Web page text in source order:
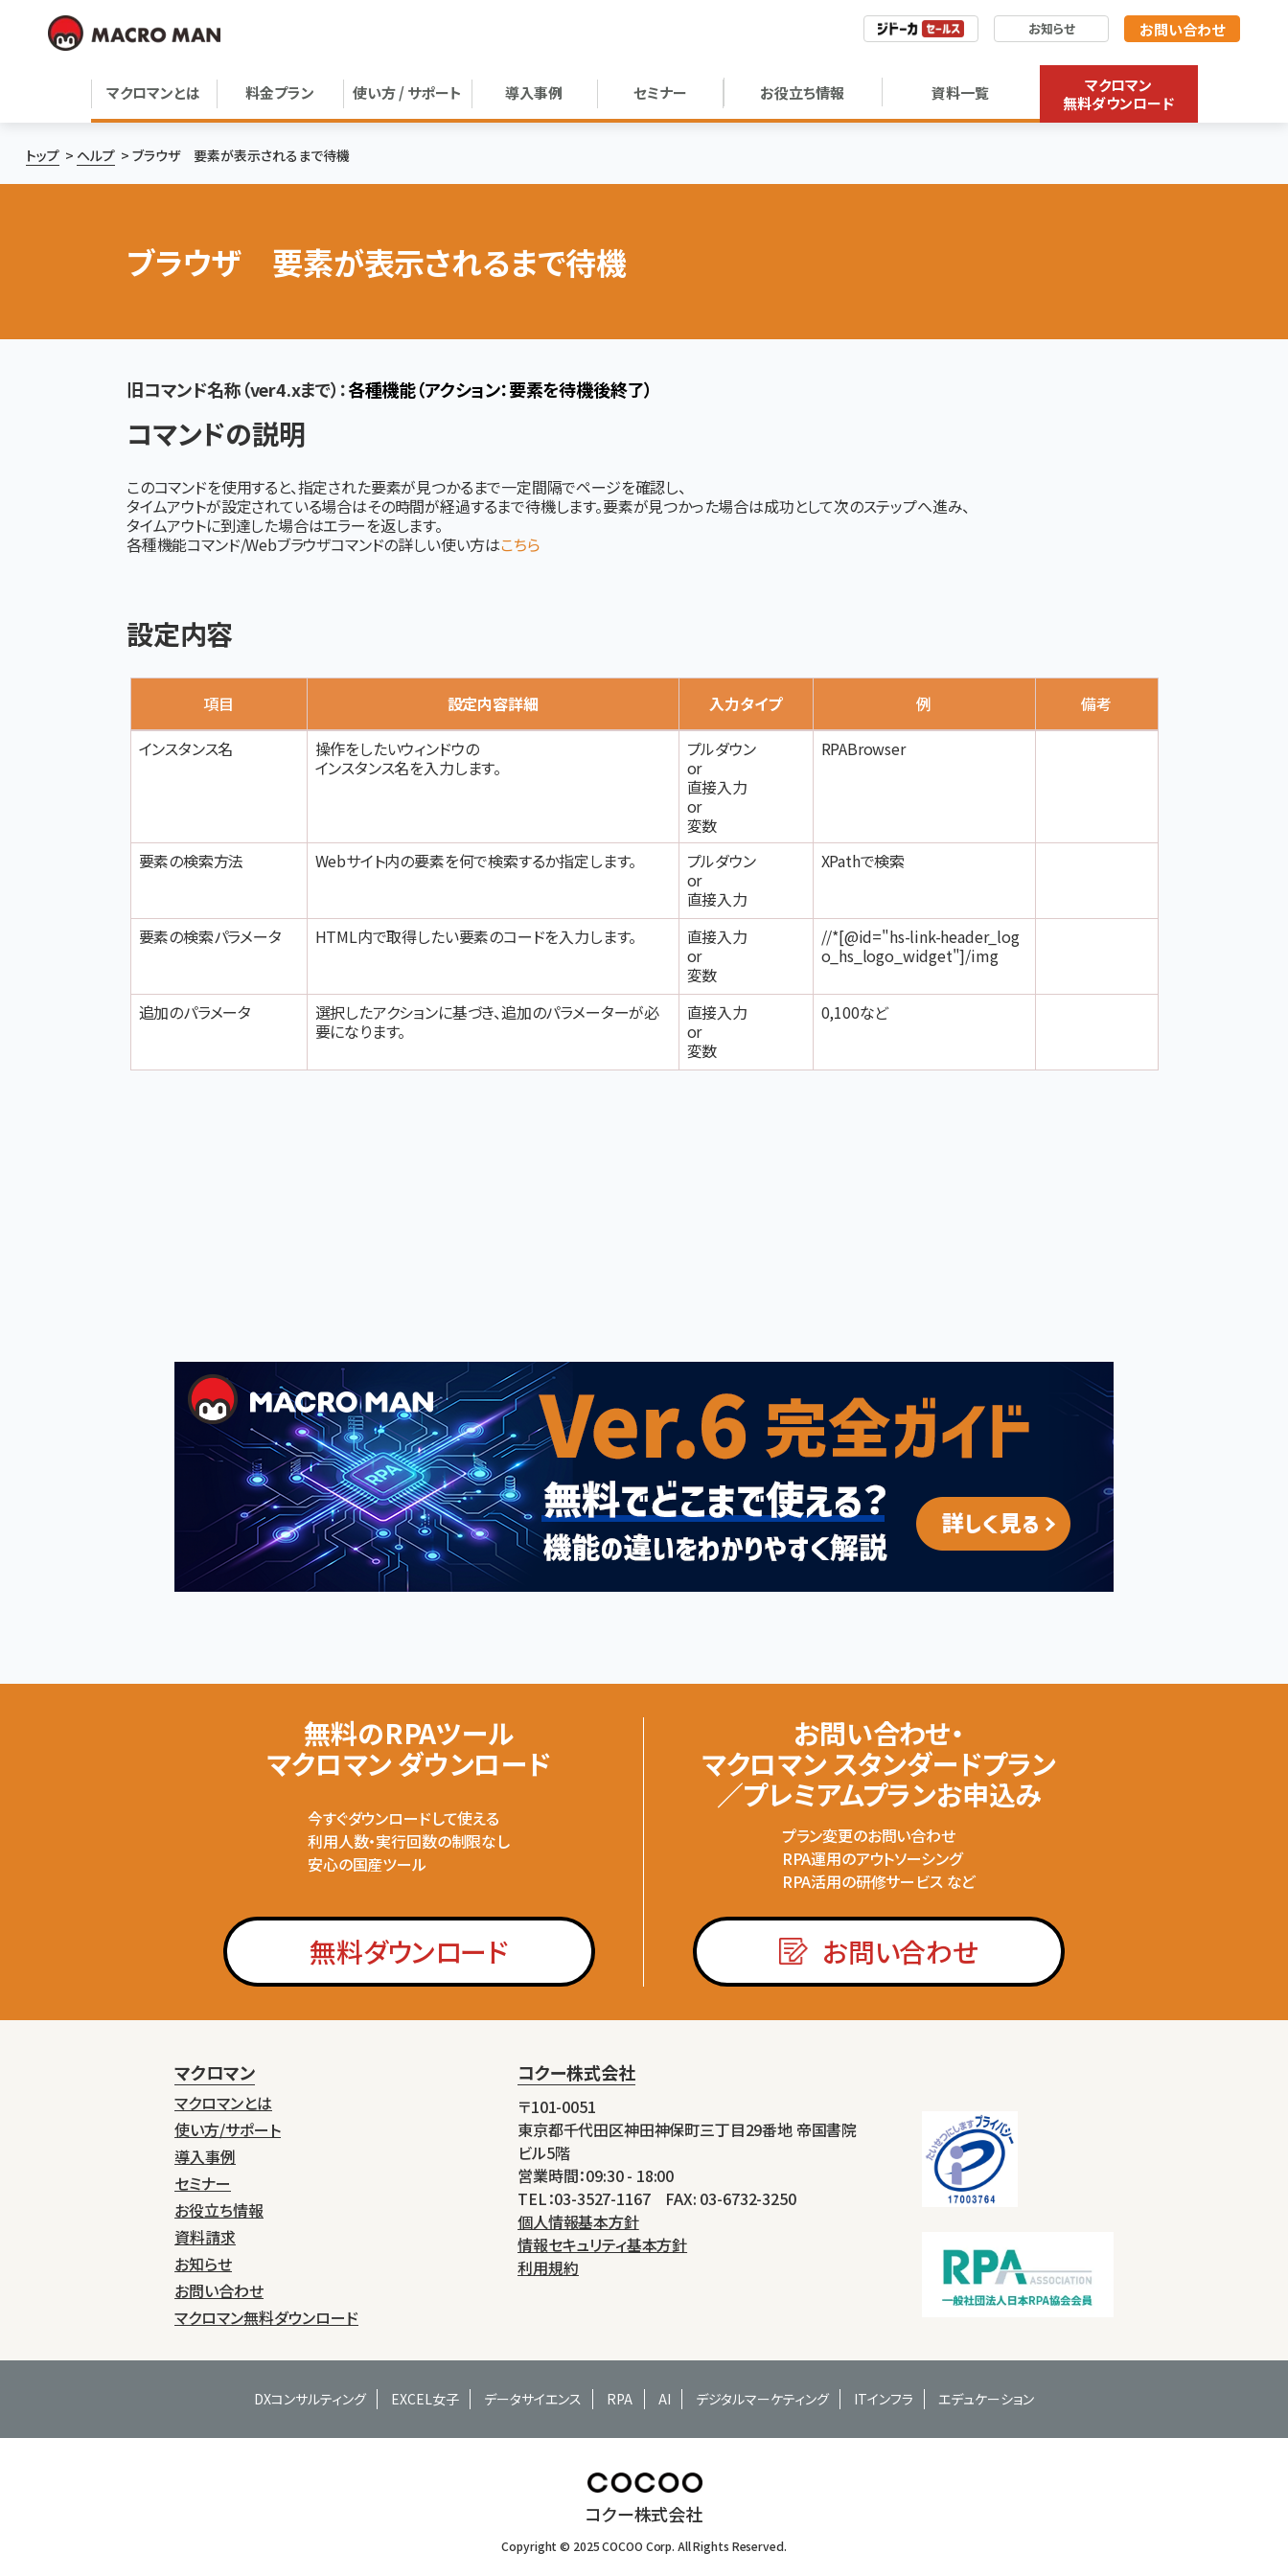
お知らせ お問い合わせ
マクロマンとは 料金プラン 使い方 / サポート 導入事例 セミナー お役立ち情報 資料一覧
マクロマン
無料ダウンロード
トップ ヘルプ ブラウザ 要素が表示されるまで待機
ブラウザ 要素が表示されるまで待機
旧コマンド名称（ver4.xまで）：各種機能（アクション：要素を待機後終了）
コマンドの説明
このコマンドを使用すると、指定された要素が見つかるまで一定間隔でページを確認し、
タイムアウトが設定されている場合はその時間が経過するまで待機します。要素が見つかった場合は成功として次のステップへ進み、
タイムアウトに到達した場合はエラーを返します。
各種機能コマンド/Webブラウザコマンドの詳しい使い方はこちら
設定内容
項目 設定内容詳細 入力タイプ 例
備考
インスタンス名
操作をしたいウィンドウの
インスタンス名を入力します。
プルダウン
or
直接入力
or
変数
RPABrowser
要素の検索方法 Webサイト内の要素を何で検索するか指定します。
プルダウン
or
直接入力
XPathで検索
要素の検索パラメータ HTML内で取得したい要素のコードを入力します。
直接入力
or
変数
//*[@id="hs-link-header_log
o_hs_logo_widget"]/img
追加のパラメータ
選択したアクションに基づき、追加のパラメーターが必
要になります。
直接入力
or
変数
0,100など
無料のRPAツール
マクロマン ダウンロード
今すぐダウンロードして使える
利用人数・実行回数の制限なし
安心の国産ツール
無料ダウンロード
お問い合わせ・
マクロマン スタンダードプラン
／プレミアムプランお申込み
プラン変更のお問い合わせ
RPA運用のアウトソーシング
RPA活用の研修サービス など
お問い合わせ
マクロマン
マクロマンとは
使い方/サポート
導入事例
セミナー
お役立ち情報
資料請求
お知らせ
お問い合わせ
マクロマン無料ダウンロード
コクー株式会社
〒101-0051
東京都千代田区神田神保町三丁目29番地 帝国書院
ビル5階
営業時間：09:30 - 18:00
TEL：03-3527-1167 FAX: 03-6732-3250
個人情報基本方針
情報セキュリティ基本方針
利用規約
DXコンサルティング EXCEL女子 データサイエンス RPA AI デジタルマーケティング ITインフラ エデュケーション
コクー株式会社
Copyright © 2025 COCOO Corp. All Rights Reserved.